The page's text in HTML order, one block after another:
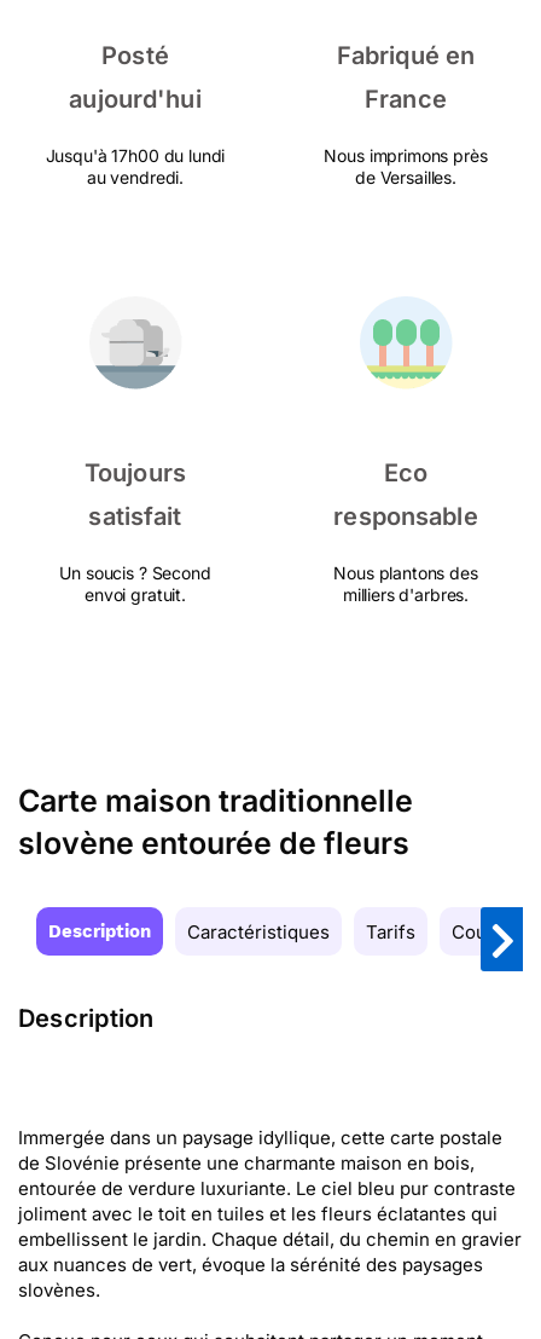
Posté
aujourd'hui
Jusqu'à 17h00 du lundi
au vendredi.
Fabriqué en
France
Nous imprimons près
de Versailles.
Toujours
satisfait
Un soucis ? Second
envoi gratuit.
Eco
responsable
Nous plantons des
milliers d'arbres.
Carte maison traditionnelle
slovène entourée de fleurs
Description Caractéristiques Tarifs Couleurs
Description
Immergée dans un paysage idyllique, cette carte postale
de Slovénie présente une charmante maison en bois,
entourée de verdure luxuriante. Le ciel bleu pur contraste
joliment avec le toit en tuiles et les fleurs éclatantes qui
embellissent le jardin. Chaque détail, du chemin en gravier
aux nuances de vert, évoque la sérénité des paysages
slovènes.